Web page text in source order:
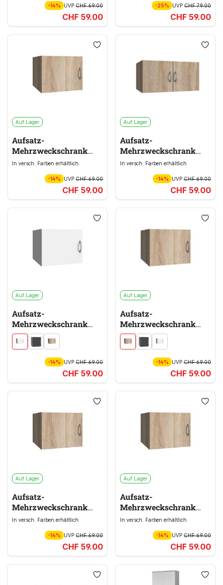
-14% UVP CHF 69.00
CHF 59.00
-25% UVPCHF 79.00
CHF 59.00
Auf Lager
Aufsatz-
Mehrzweckschrank
MULTIRAUMKONZEPT
In versch. Farben erhältlich
-14% UVP CHF 69.00
CHF 59.00
Auf Lager
Aufsatz-
Mehrzweckschrank
MULTIRAUMKONZEPT
In versch. Farben erhältlich
-14% UVPCHF 69.00
CHF 59.00
Auf Lager
Aufsatz-
Mehrzweckschrank
MULTIRAUMKONZEPT
weiß
-14% UVP CHF 69.00
CHF 59.00
Auf Lager
Aufsatz-
Mehrzweckschrank
MULTIRAUMKONZEPT
braun
-14% UVPCHF 69.00
CHF 59.00
Auf Lager
Aufsatz-
Mehrzweckschrank
MULTIRAUMKONZEPT
In versch. Farben erhältlich
-14% UVP CHF 69.00
CHF 59.00
Auf Lager
Aufsatz-
Mehrzweckschrank
MULTIRAUMKONZEPT
In versch. Farben erhältlich
-14% UVPCHF 69.00
CHF 59.00